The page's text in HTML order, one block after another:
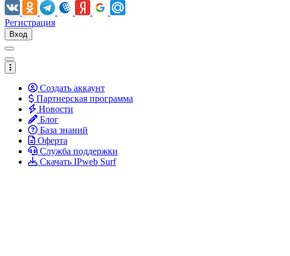
Регистрация
Вход
Создать аккаунт
Партнерская программа
Новости
Блог
База знаний
Оферта
Служба поддержки
Скачать IPweb Surf